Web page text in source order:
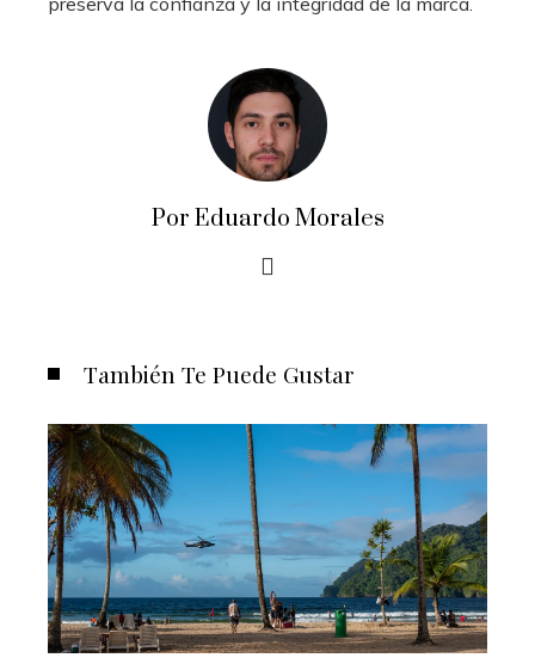
Por Eduardo Morales
También Te Puede Gustar